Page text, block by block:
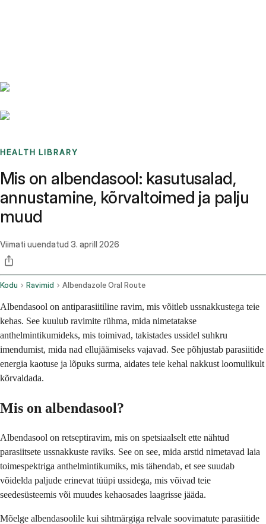
HEALTH LIBRARY
Mis on albendasool: kasutusalad,
annustamine, kõrvaltoimed ja palju
muud
Viimati uuendatud 3. aprill 2026
Kodu Ravimid Albendazole Oral Route
Albendasool on antiparasiitiline ravim, mis võitleb ussnakkustega teie
kehas. See kuulub ravimite rühma, mida nimetatakse
anthelmintikumideks, mis toimivad, takistades ussidel suhkru
imendumist, mida nad ellujäämiseks vajavad. See põhjustab parasiitide
energia kaotuse ja lõpuks surma, aidates teie kehal nakkust loomulikult
kõrvaldada.
Mis on albendasool?
Albendasool on retseptiravim, mis on spetsiaalselt ette nähtud
parasiitsete ussnakkuste raviks. See on see, mida arstid nimetavad laia
toimespektriga anthelmintikumiks, mis tähendab, et see suudab
võidelda paljude erinevat tüüpi ussidega, mis võivad teie
seedesüsteemis või muudes kehaosades laagrisse jääda.
Mõelge albendasoolile kui sihtmärgiga relvale soovimatute parasiitide